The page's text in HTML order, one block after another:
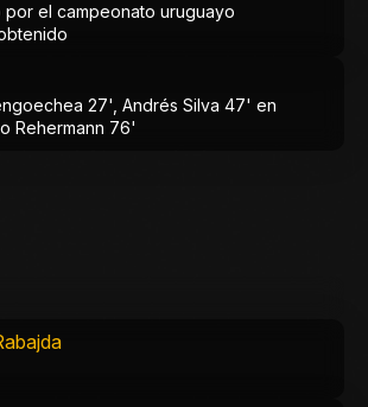
por el campeonato uruguayo
27', Andrés Silva 47' en
Rehermann 76'